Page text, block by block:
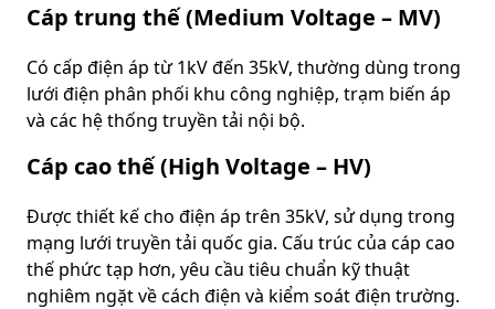
Cáp trung thế (Medium Voltage – MV)
Có cấp điện áp từ 1kV đến 35kV, thường dùng trong
lưới điện phân phối khu công nghiệp, trạm biến áp
và các hệ thống truyền tải nội bộ.
Cáp cao thế (High Voltage – HV)
Được thiết kế cho điện áp trên 35kV, sử dụng trong
mạng lưới truyền tải quốc gia. Cấu trúc của cáp cao
thế phức tạp hơn, yêu cầu tiêu chuẩn kỹ thuật
nghiêm ngặt về cách điện và kiểm soát điện trường.